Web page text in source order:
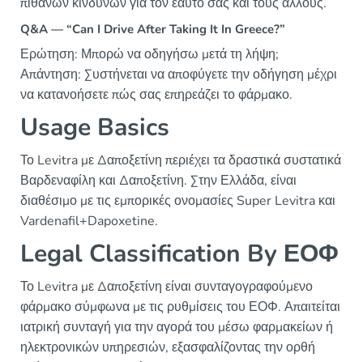
Q&A — “Can I Drive After Taking It In Greece?”
Ερώτηση: Μπορώ να οδηγήσω μετά τη λήψη;
Απάντηση: Συστήνεται να αποφύγετε την οδήγηση μέχρι
να κατανοήσετε πώς σας επηρεάζει το φάρμακο.
Usage Basics
Το Levitra με Δαποξετίνη περιέχει τα δραστικά συστατικά
Βαρδεναφίλη και Δαποξετίνη. Στην Ελλάδα, είναι
διαθέσιμο με τις εμπορικές ονομασίες Super Levitra και
Vardenafil+Dapoxetine.
Legal Classification By ΕΟΦ
Το Levitra με Δαποξετίνη είναι συνταγογραφούμενο
φάρμακο σύμφωνα με τις ρυθμίσεις του ΕΟΦ. Απαιτείται
ιατρική συνταγή για την αγορά του μέσω φαρμακείων ή
ηλεκτρονικών υπηρεσιών, εξασφαλίζοντας την ορθή